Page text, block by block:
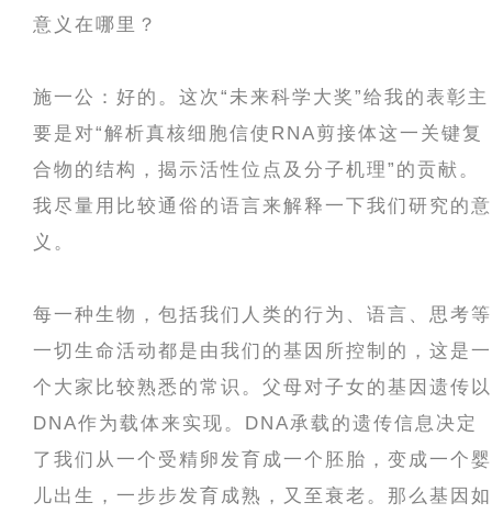
意义在哪里？
施一公：好的。这次“未来科学大奖”给我的表彰主
要是对“解析真核细胞信使RNA剪接体这一关键复
合物的结构，揭示活性位点及分子机理”的贡献。
我尽量用比较通俗的语言来解释一下我们研究的意
义。
每一种生物，包括我们人类的行为、语言、思考等
一切生命活动都是由我们的基因所控制的，这是一
个大家比较熟悉的常识。父母对子女的基因遗传以
DNA作为载体来实现。DNA承载的遗传信息决定
了我们从一个受精卵发育成一个胚胎，变成一个婴
儿出生，一步步发育成熟，又至衰老。那么基因如